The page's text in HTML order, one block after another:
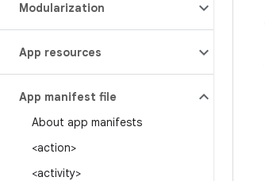
Modularization
App resources
App manifest file
About app manifests
<action>
<activity>